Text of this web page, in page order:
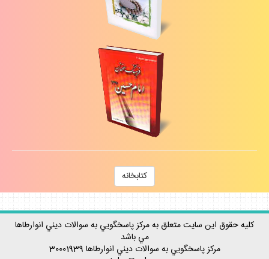
كتابخانه
كليه حقوق اين سايت متعلق به مركز پاسخگويي به سوالات ديني انوارطاها
مي باشد
مركز پاسخگويي به سوالات ديني انوارطاها 30001939